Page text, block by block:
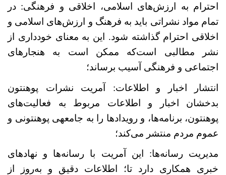
احترام به ارزش‌های اسلامی، اخلاقی و فرهنگی: در
تمام مواد نشراتی باید به فرهنگ و ارزش‌های اسلامی و
اخلاقی احترام گذاشته شود. این به معنای خودداری از
نشر مطالبی استکه ممکن است به هنجارهای
اجتماعی و فرهنگی آسیب برساند؛
انتشار اخبار و اطلاعات: آمریت نشرات پوهنتون
بدخشان اخبار و اطلاعات مربوط به فعالیت‌های
پوهنتون، برنامه‌ها، و رویدادها را به جامعه‏ی پوهنتونی و
عموم مردم منتشر می‌کند؛
مدیریت رسانه‌ها: این آمریت با رسانه‌ها و نهادهای
خبری همکاری دارد تا؛ اطلاعات دقیق و به‌روز از